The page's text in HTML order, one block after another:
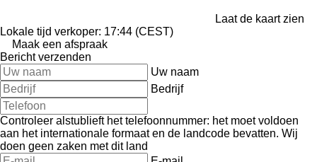
Laat de kaart zien
Lokale tijd verkoper: 17:44 (CEST)
Maak een afspraak
Bericht verzenden
Uw naam
Bedrijf
Controleer alstublieft het telefoonnummer: het moet voldoen
aan het internationale formaat en de landcode bevatten. Wij
doen geen zaken met dit land